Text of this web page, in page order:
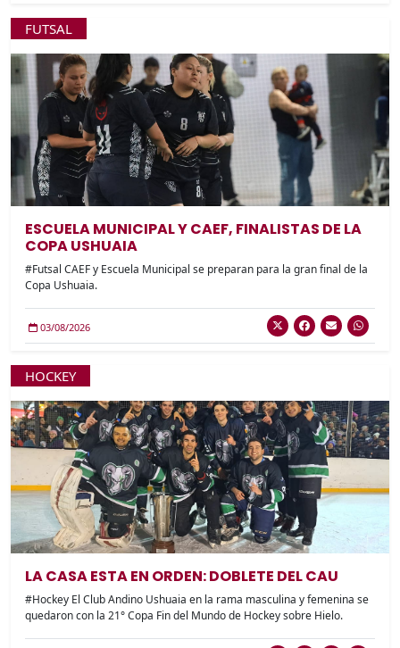
FUTSAL
ESCUELA MUNICIPAL Y CAEF, FINALISTAS DE LA
COPA USHUAIA
#Futsal CAEF y Escuela Municipal se preparan para la gran final de la
Copa Ushuaia.
03/08/2026
HOCKEY
LA CASA ESTA EN ORDEN: DOBLETE DEL CAU
#Hockey El Club Andino Ushuaia en la rama masculina y femenina se
quedaron con la 21° Copa Fin del Mundo de Hockey sobre Hielo.